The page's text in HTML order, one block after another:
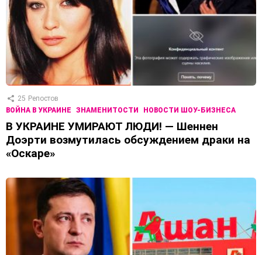
25 Репостов
ВОЙНА В УКРАИНЕ
ЗНАМЕНИТОСТИ НОВОСТИ ШОУ-БИЗНЕСА
В УКРАИНЕ УМИРАЮТ ЛЮДИ! — Шеннен
Доэрти возмутилась обсуждением драки на
«Оскаре»